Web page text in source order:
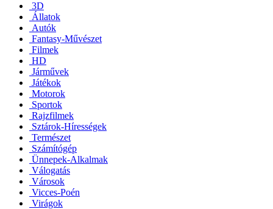
3D
Állatok
Autók
Fantasy-Művészet
Filmek
HD
Járművek
Játékok
Motorok
Sportok
Rajzfilmek
Sztárok-Hírességek
Természet
Számítógép
Ünnepek-Alkalmak
Válogatás
Városok
Vicces-Poén
Virágok